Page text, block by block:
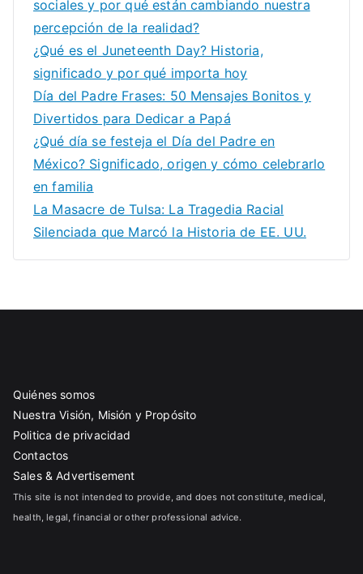
sociales y por qué están cambiando nuestra
percepción de la realidad?
¿Qué es el Juneteenth Day? Historia,
significado y por qué importa hoy
Día del Padre Frases: 50 Mensajes Bonitos y
Divertidos para Dedicar a Papá
¿Qué día se festeja el Día del Padre en
México? Significado, origen y cómo celebrarlo
en familia
La Masacre de Tulsa: La Tragedia Racial
Silenciada que Marcó la Historia de EE. UU.
Quiénes somos
Nuestra Visión, Misión y Propósito
Politica de privacidad
Contactos
Sales & Advertisement
This site is not intended to provide, and does not constitute, medical,
health, legal, financial or other professional advice.